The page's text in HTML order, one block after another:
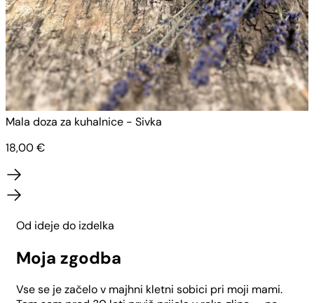
Mala doza za kuhalnice - Sivka
18,00€
Od ideje do izdelka
Moja zgodba
Vse se je začelo v majhni kletni sobici pri moji mami.